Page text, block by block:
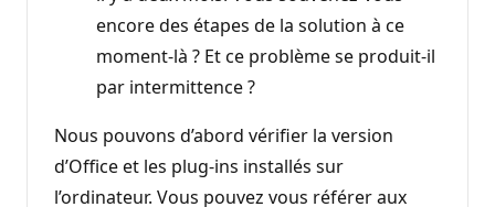
encore des étapes de la solution à ce
moment-là ? Et ce problème se produit-il
par intermittence ?
Nous pouvons d’abord vérifier la version
d’Office et les plug-ins installés sur
l’ordinateur. Vous pouvez vous référer aux